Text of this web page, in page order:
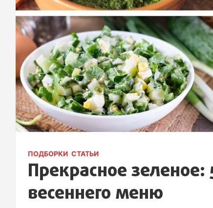
ПОДБОРКИ СТАТЬИ
Прекрасное
весеннего меню